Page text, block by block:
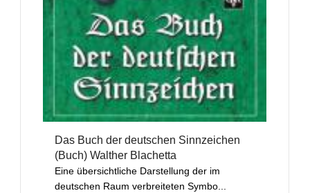
Das Buch der deutschen Sinnzeichen
(Buch) Walther Blachetta
Eine übersichtliche Darstellung der im
deutschen Raum verbreiteten Symbo...